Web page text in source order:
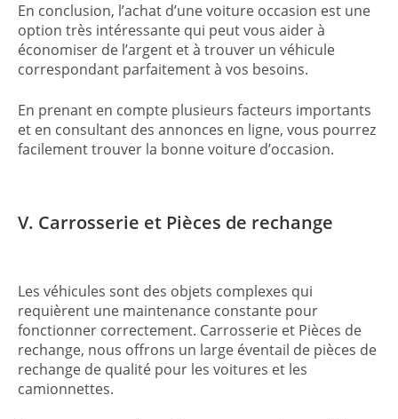
En conclusion, l’achat d’une voiture occasion est une
option très intéressante qui peut vous aider à
économiser de l’argent et à trouver un véhicule
correspondant parfaitement à vos besoins.
En prenant en compte plusieurs facteurs importants
et en consultant des annonces en ligne, vous pourrez
facilement trouver la bonne voiture d’occasion.
V. Carrosserie et Pièces de rechange
Les véhicules sont des objets complexes qui
requièrent une maintenance constante pour
fonctionner correctement. Carrosserie et Pièces de
rechange, nous offrons un large éventail de pièces de
rechange de qualité pour les voitures et les
camionnettes.